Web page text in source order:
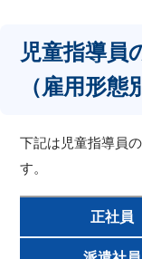
児童指導員
（雇用形態
下記は児童指導員
す。
正社員